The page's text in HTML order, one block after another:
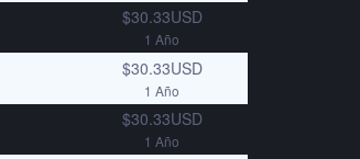
$30.33USD
1 Año
$30.33USD
1 Año
$30.33USD
1 Año